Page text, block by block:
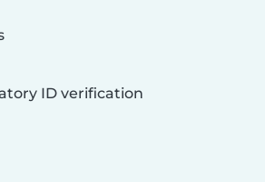
ID verification